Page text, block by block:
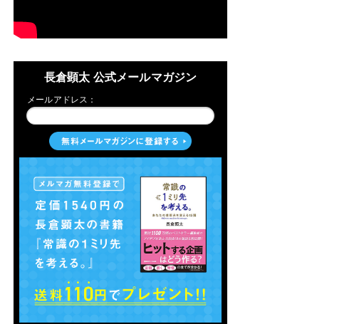
長倉顕太 公式メールマガジン
メールアドレス：